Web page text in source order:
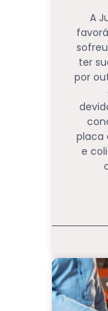
A
ter
por
placa
e